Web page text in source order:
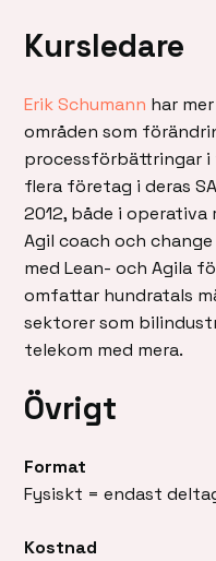
Kursledare
Erik Schumann har
områden som
processförbättringar i
flera företag i deras
2012, både i operativa
Agil coach och
med Lean- och Agila
omfattar hundratals
sektorer som
telekom med mera.
Övrigt
Format
Fysiskt = endast
Kostnad